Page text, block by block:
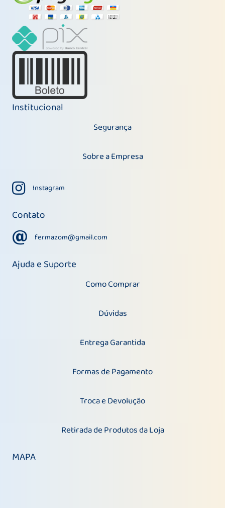
Institucional
Segurança
Sobre a Empresa
InstagramInstagram
Contato
fermazom@gmail.com
fermazom@gmail.com
Ajuda e Suporte
Como Comprar
Dúvidas
Entrega Garantida
Formas de Pagamento
Troca e Devolução
Retirada de Produtos da Loja
MAPA